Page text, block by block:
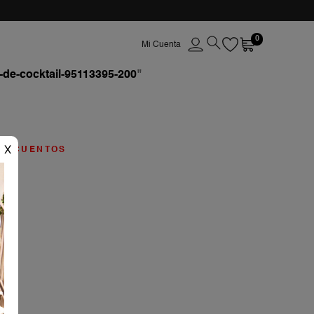
0
cocktail-95113395-200"
X